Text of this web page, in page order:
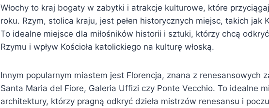
Włochy to kraj bogaty w zabytki i atrakcje kulturowe, które
roku. Rzym, stolica kraju, jest pełen historycznych miejsc, takich jak
To idealne miejsce dla miłośników historii i sztuki, którzy chcą
Rzymu i wpływ Kościoła katolickiego na kulturę włoską.
Innym popularnym miastem jest Florencja, znana z renesansowych
Santa Maria del Fiore, Galeria Uffizi czy Ponte Vecchio. To idealne
architektury, którzy pragną odkryć dzieła mistrzów renesansu i